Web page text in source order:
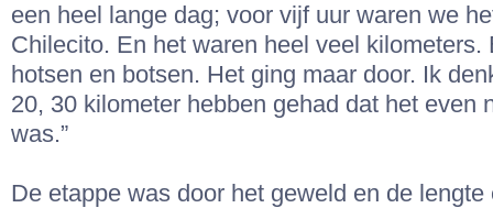
een heel lange dag; voor vijf uur waren we
Chilecito. En het waren heel veel kilometers.
hotsen en botsen. Het ging maar door. Ik
20, 30 kilometer hebben gehad dat het even
was.”
De etappe was door het geweld en de